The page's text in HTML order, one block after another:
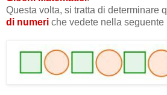
Questa volta, si tratta di determinare
di numeri che vedete nella seguente